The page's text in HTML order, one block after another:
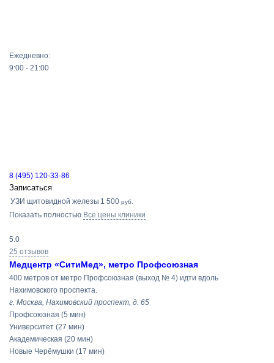
Ежедневно:
9:00 - 21:00
8 (495) 120-33-86
Записаться
УЗИ щитовидной железы 1 500 руб.
Показать полностью Все цены клиники
5.0
25 отзывов
Медцентр «СитиМед», метро Профсоюзная
400 метров от метро Профсоюзная (выход № 4) идти вдоль
Нахимовского проспекта.
г. Москва, Нахимовский проспект, д. 65
Профсоюзная (5 мин)
Университет (27 мин)
Академическая (20 мин)
Новые Черёмушки (17 мин)